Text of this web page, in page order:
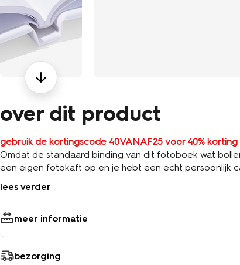
over dit product
gebruik de kortingscode 40VANAF25 voor 40%
Omdat de standaard binding van dit fotoboek wat
een eigen fotokaft op en je hebt een echt persoonlijk
lees verder
meer informatie
bezorging